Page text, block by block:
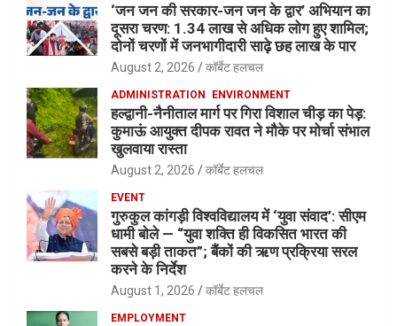
‘जन जन की सरकार-जन जन के द्वार’ अभियान का
दूसरा चरण: 1.34 लाख से अधिक लोग हुए शामिल;
दोनों चरणों में जनभागीदारी साढ़े छह लाख के पार
August 2, 2026 कॉर्बेट हलचल
ADMINISTRATION ENVIRONMENT
हल्द्वानी-नैनीताल मार्ग पर गिरा विशाल चीड़ का पेड़:
कुमाऊं आयुक्त दीपक रावत ने मौके पर मोर्चा संभाल
खुलवाया रास्ता
August 2, 2026 कॉर्बेट हलचल
EVENT
गुरुकुल कांगड़ी विश्वविद्यालय में ‘युवा संवाद’: सीएम
धामी बोले — “युवा शक्ति ही विकसित भारत की
सबसे बड़ी ताकत”; बैंकों की ऋण प्रक्रिया सरल
करने के निर्देश
August 1, 2026 कॉर्बेट हलचल
EMPLOYMENT